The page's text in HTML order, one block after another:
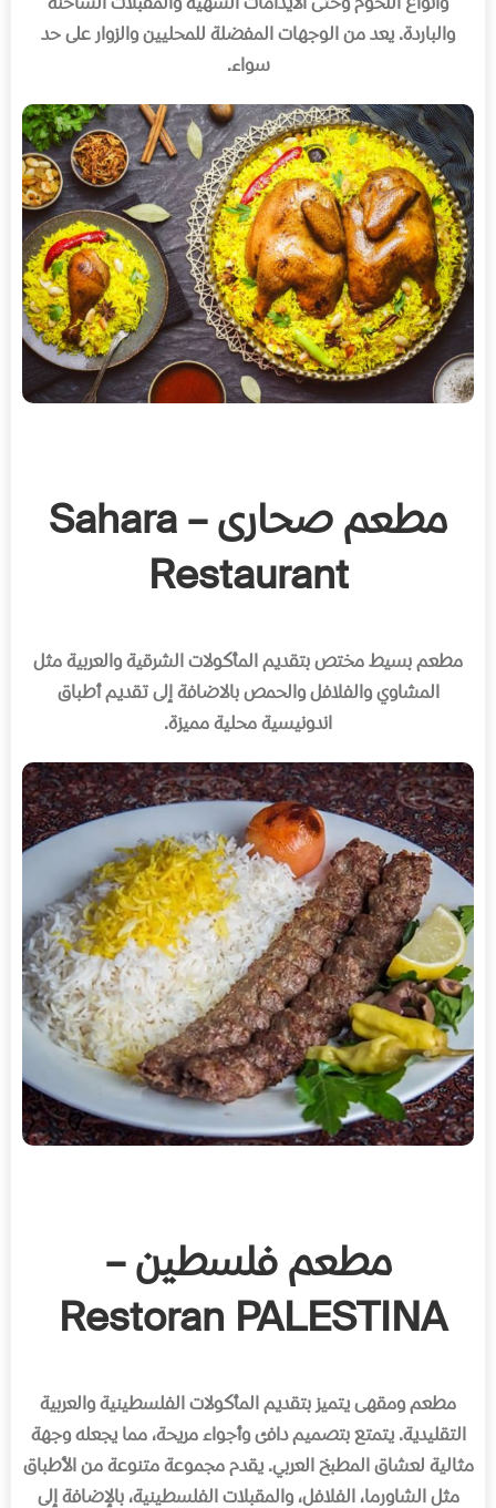
والباردة.يعد من الوجهات المفضلة للمحليين والزوار على حد
سواء.
مطعم صحارى – Sahara
Restaurant
مطعم بسيط مختص بتقديم المأكولات الشرقية والعربية مثل
المشاوي والفلافل والحمص بالاضافة إلى تقديم أطباق
اندونيسية محلية مميزة.
مطعم فلسطين –
Restoran PALESTINA
مطعم ومقهى يتميز بتقديم المأكولات الفلسطينية والعربية
التقليدية.يتمتع بتصميم دافئ وأجواء مريحة، مما يجعله وجهة
مثالية لعشاق المطبخ العربي.يقدم مجموعة متنوعة من الأطباق
مثل الشاورما، الفلافل، والمقبلات الفلسطينية، بالإضافة إلى